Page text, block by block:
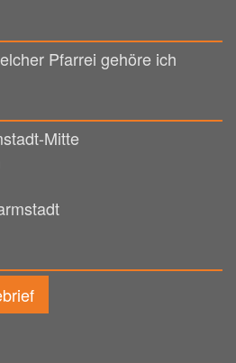
Pfarrei gehöre ich
Mitte